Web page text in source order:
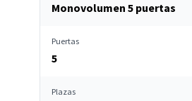
Monovolumen 5 puertas
Puertas
5
Plazas